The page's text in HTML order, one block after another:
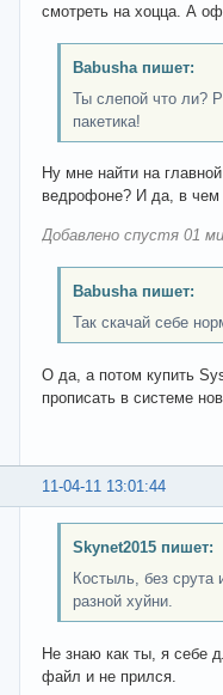
смотреть на хоцца. А
Babusha пишет:
Ты слепой что ли?
пакетика!
Ну мне найти на
ведрофоне? И да, в чем
Добавлено спустя 01
Babusha пишет:
Так скачай себе
О да, а потом купить
прописать в системе
11-04-11 13:01:44
Skynet2015 пишет:
Костыль, без срута
разной хуйни.
Не знаю как ты, я себе
файл и не прился.